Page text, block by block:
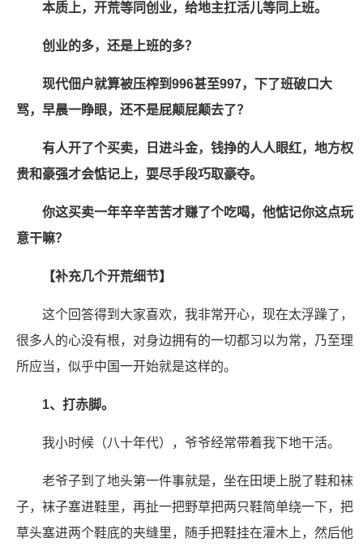
本质上，开荒等同创业，给地主扛活儿等同上班。
创业的多，还是上班的多？
现代佃户就算被压榨到996甚至997，下了班破口大
骂，早晨一睁眼，还不是屁颠屁颠去了？
有人开了个买卖，日进斗金，钱挣的人人眼红，地方权
贵和豪强才会惦记上，耍尽手段巧取豪夺。
你这买卖一年辛辛苦苦才赚了个吃喝，他惦记你这点玩
意干嘛？
【补充几个开荒细节】
这个回答得到大家喜欢，我非常开心，现在太浮躁了，
很多人的心没有根，对身边拥有的一切都习以为常，乃至理
所应当，似乎中国一开始就是这样的。
1、打赤脚。
我小时候（八十年代），爷爷经常带着我下地干活。
老爷子到了地头第一件事就是，坐在田埂上脱了鞋和袜
子，袜子塞进鞋里，再扯一把野草把两只鞋简单绕一下，把
草头塞进两个鞋底的夹缝里，随手把鞋挂在灌木上，然后他